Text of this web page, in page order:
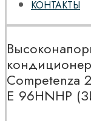
КОНТАКТЫ
Competenza
E 96HNHP